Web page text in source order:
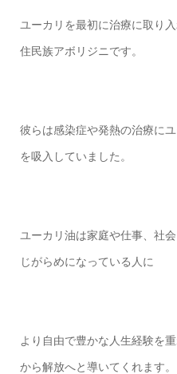
ユーカリを最初に治療に取り
住民族アボリジニです。
彼らは感染症や発熱の治療に
を吸入していました。
ユーカリ油は家庭や仕事、社
じがらめになっている人に
より自由で豊かな人生経験を
から解放へと導いてくれます。